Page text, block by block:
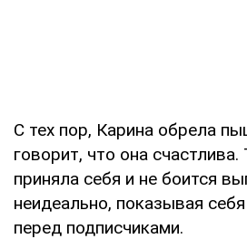
С тех пор, Карина обрела
говорит, что она счастлива.
приняла себя и не боится
неидеально, показывая
перед подписчиками.